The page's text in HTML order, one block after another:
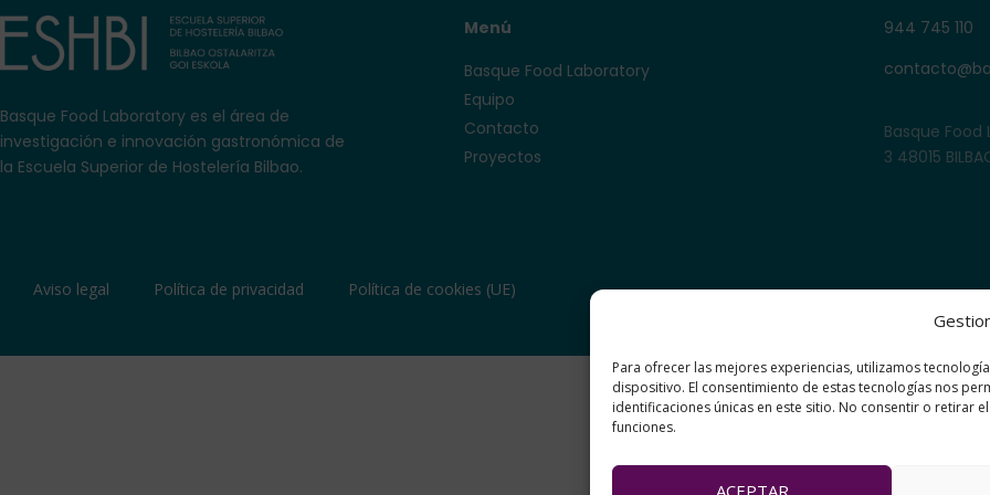
Para ofrecer las mejores experiencias, utilizamos
dispositivo. El consentimiento de estas tecnologías nos
identificaciones únicas en este sitio. No consentir o retirar
funciones.
ACEPTAR
Basque Food Laboratory es el área de
investigación e innovación gastronómica de
la Escuela Superior de Hostelería Bilbao.
Menú
Basque Food Laboratory
Equipo
Contacto
Proyectos
944 745 110
Basque
3 48015
Aviso legal Política de privacidad Política de cookies (UE)